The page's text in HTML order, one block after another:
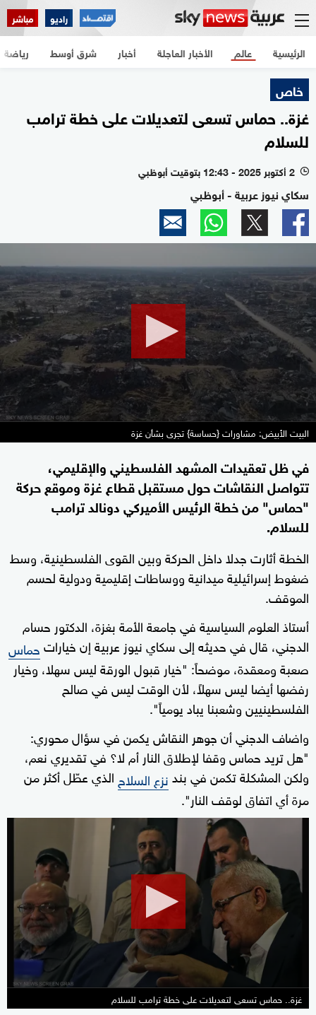
راديو مباشر
الرئيسية الأخبار العاجلة أخبار شرق أوسط عالم رياضة
خاص
غزة.. حماس تسعى لتعديلات على خطة ترامب
للسلام
l 2 أكتوبر 2025 - 12:43 بتوقيت أبوظبي
سكاي نيوز عربية - أبوظبي
2
minutes,
26
seconds
البيت الأبيض: مشاورات {حساسة} تجرى بشأن غزة
في ظل تعقيدات المشهد الفلسطيني والإقليمي،
تتواصل النقاشات حول مستقبل قطاع غزة وموقع حركة
"حماس" من خطة الرئيس الأميركي دونالد ترامب
للسلام.
الخطة أثارت جدلا داخل الحركة وبين القوى الفلسطينية، وسط
ضغوط إسرائيلية ميدانية ووساطات إقليمية ودولية لحسم
الموقف.
أستاذ العلوم السياسية في جامعة الأمة بغزة، الدكتور حسام
الدجني، قال في حديثه إلى سكاي نيوز عربية إن خياراتحماس
صعبة ومعقدة، موضحاً: "خيار قبول الورقة ليس سهلا، وخيار
رفضها أيضا ليس سهلاً، لأن الوقت ليس في صالح
الفلسطينيين وشعبنا يباد يومياً".
واضاف الدجني أن جوهر النقاش يكمن في سؤال محوري:
"هل تريد حماس وقفا لإطلاق النار أم لا؟ في تقديري نعم،
ولكن المشكلة تكمن في بندنزع السلاحالذي عطّل أكثر من
مرة أي اتفاق لوقف النار".
minutes,
seconds
غزة.. حماس تسعى لتعديلات على خطة ترامب للسلام